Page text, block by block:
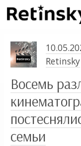
Retinsky
Восемь
семьи